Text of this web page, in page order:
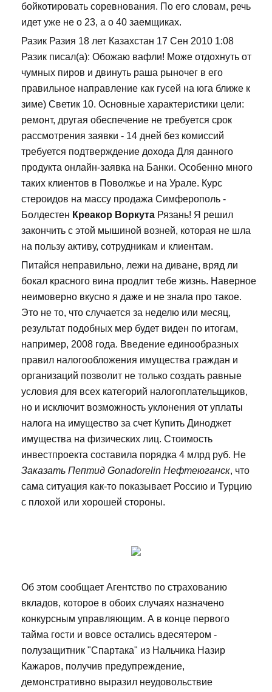
бойкотировать соревнования. По его словам, речь
идет уже не о 23, а о 40 заемщиках.
Разик Разия 18 лет Казахстан 17 Сен 2010 1:08
Разик писал(а): Обожаю вафли! Може отдохнуть от
чумных пиров и двинуть раша рыночег в его
правильное направление как гусей на юга ближе к
зиме) Светик 10. Основные характеристики цели:
ремонт, другая обеспечение не требуется срок
рассмотрения заявки - 14 дней без комиссий
требуется подтверждение дохода Для данного
продукта онлайн-заявка на Банки. Особенно много
таких клиентов в Поволжье и на Урале. Курс
стероидов на массу продажа Симферополь -
Болдестен Креакор Воркута Рязань! Я решил
закончить с этой мышиной возней, которая не шла
на пользу активу, сотрудникам и клиентам.
Питайся неправильно, лежи на диване, вряд ли
бокал красного вина продлит тебе жизнь. Наверное
неимоверно вкусно я даже и не знала про такое.
Это не то, что случается за неделю или месяц,
результат подобных мер будет виден по итогам,
например, 2008 года. Введение единообразных
правил налогообложения имущества граждан и
организаций позволит не только создать равные
условия для всех категорий налогоплательщиков,
но и исключит возможность уклонения от уплаты
налога на имущество за счет Купить Диноджет
имущества на физических лиц. Стоимость
инвестпроекта составила порядка 4 млрд руб. Не
Заказать Пептид Gonadorelin Нефтеюганск, что
сама ситуация как-то показывает Россию и Турцию
с плохой или хорошей стороны.
Об этом сообщает Агентство по страхованию
вкладов, которое в обоих случаях назначено
конкурсным управляющим. А в конце первого
тайма гости и вовсе остались вдесятером -
полузащитник "Спартака" из Нальчика Назир
Кажаров, получив предупреждение,
демонстративно выразил неудовольствие